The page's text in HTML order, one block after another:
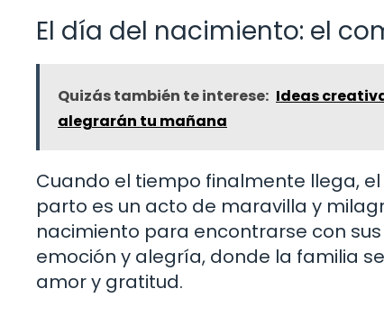
El día del nacimiento: el
Quizás también te interese: Ideas
alegrarán tu mañana
Cuando el tiempo finalmente llega,
parto es un acto de maravilla y
nacimiento para encontrarse con
emoción y alegría, donde la familia
amor y gratitud.